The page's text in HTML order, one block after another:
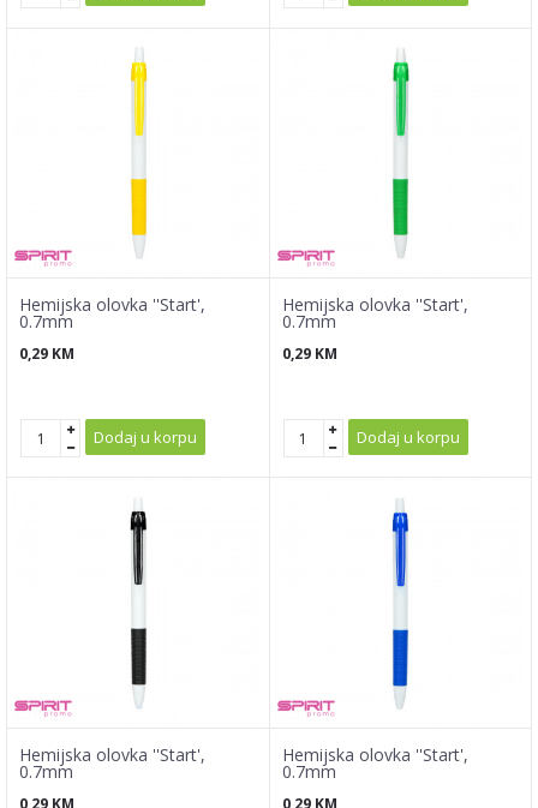
Hemijska olovka ''Start',
0.7mm
0,29 KM
Dodaj u korpu
Hemijska olovka ''Start',
0.7mm
0,29 KM
Dodaj u korpu
Hemijska olovka ''Start',
0.7mm
0,29 KM
Hemijska olovka ''Start',
0.7mm
0,29 KM